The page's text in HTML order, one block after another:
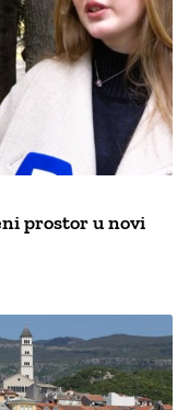
prostor u novi